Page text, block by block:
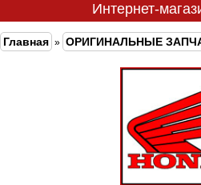
Интернет-
Главная » ОРИГИНАЛЬНЫЕ